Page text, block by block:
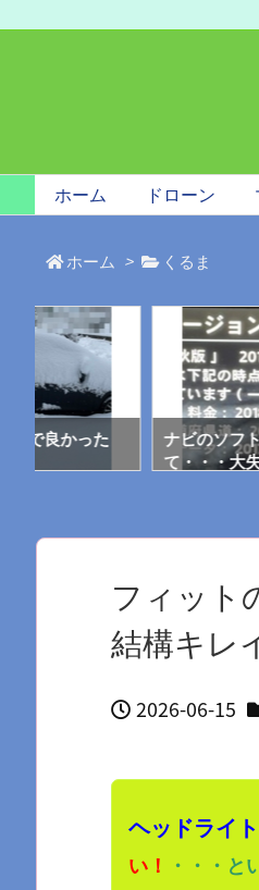
ホーム ドローン
ホーム > くるま
で良かった
ナビのソフ
て・・・大
フィット
結構キレ
2026-06-15
ヘッドライ
い！ ・・・と